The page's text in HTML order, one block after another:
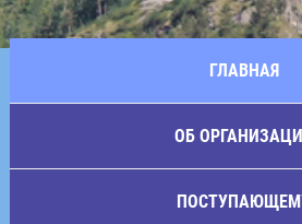
ГЛАВНАЯ
ОБ